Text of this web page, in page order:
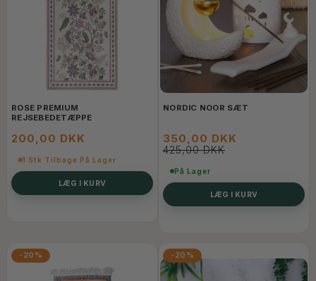
ROSE PREMIUM
REJSEBEDETÆPPE
200,00 DKK
1 Stk Tilbage På Lager
LÆG I KURV
NORDIC NOOR SÆT
350,00 DKK
425,00 DKK
På Lager
LÆG I KURV
-20% -20%